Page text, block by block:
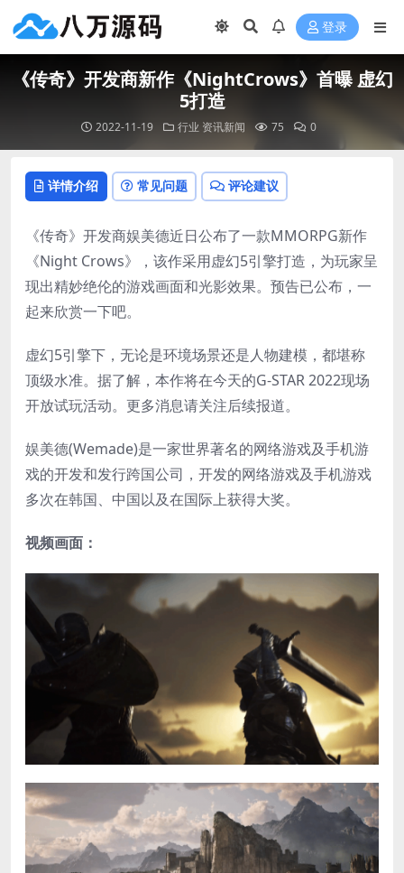
登录
《传奇》开发商新作《NightCrows》首曝 虚幻
5打造
2022-11-19 行业 资讯新闻 75 0
详情介绍 常见问题 评论建议
《传奇》开发商娱美德近日公布了一款MMORPG新作
《Night Crows》，该作采用虚幻5引擎打造，为玩家呈
现出精妙绝伦的游戏画面和光影效果。预告已公布，一
起来欣赏一下吧。
虚幻5引擎下，无论是环境场景还是人物建模，都堪称
顶级水准。据了解，本作将在今天的G-STAR 2022现场
开放试玩活动。更多消息请关注后续报道。
娱美德(Wemade)是一家世界著名的网络游戏及手机游
戏的开发和发行跨国公司，开发的网络游戏及手机游戏
多次在韩国、中国以及在国际上获得大奖。
视频画面：